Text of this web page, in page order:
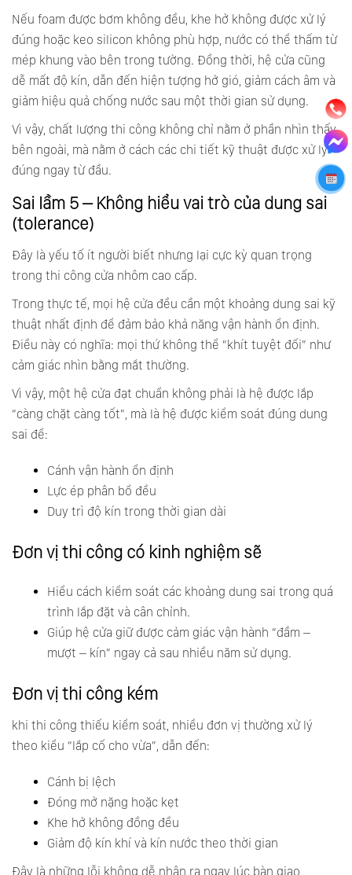
Nếu foam được bơm không đều, khe hở không được xử lý
đúng hoặc keo silicon không phù hợp, nước có thể thấm từ
mép khung vào bên trong tường. Đồng thời, hệ cửa cũng
dễ mất độ kín, dẫn đến hiện tượng hở gió, giảm cách âm và
giảm hiệu quả chống nước sau một thời gian sử dụng.
Vì vậy, chất lượng thi công không chỉ nằm ở phần nhìn thấy
bên ngoài, mà nằm ở cách các chi tiết kỹ thuật được xử lý
đúng ngay từ đầu.
Sai lầm 5 – Không hiểu vai trò của dung sai
(tolerance)
Đây là yếu tố ít người biết nhưng lại cực kỳ quan trọng
trong thi công cửa nhôm cao cấp.
Trong thực tế, mọi hệ cửa đều cần một khoảng dung sai kỹ
thuật nhất định để đảm bảo khả năng vận hành ổn định.
Điều này có nghĩa: mọi thứ không thể “khít tuyệt đối” như
cảm giác nhìn bằng mắt thường.
Vì vậy, một hệ cửa đạt chuẩn không phải là hệ được lắp
“càng chặt càng tốt”, mà là hệ được kiểm soát đúng dung
sai để:
Cánh vận hành ổn định
Lực ép phân bổ đều
Duy trì độ kín trong thời gian dài
Đơn vị thi công có kinh nghiệm sẽ
Hiểu cách kiểm soát các khoảng dung sai trong quá
trình lắp đặt và cân chỉnh.
Giúp hệ cửa giữ được cảm giác vận hành “đầm –
mượt – kín” ngay cả sau nhiều năm sử dụng.
Đơn vị thi công kém
khi thi công thiếu kiểm soát, nhiều đơn vị thường xử lý
theo kiểu “lắp cố cho vừa”, dẫn đến:
Cánh bị lệch
Đóng mở nặng hoặc kẹt
Khe hở không đồng đều
Giảm độ kín khí và kín nước theo thời gian
Đây là những lỗi không dễ nhận ra ngay lúc bàn giao,